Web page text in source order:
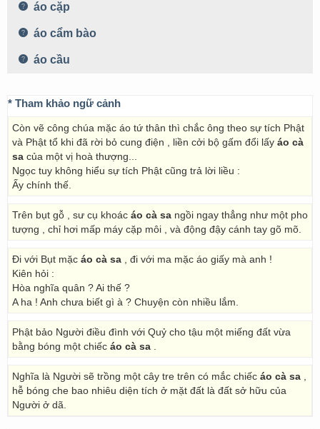
áo cặp
áo cẩm bào
áo cầu
* Tham khảo ngữ cảnh
Còn vẽ công chúa mặc áo tứ thân thì chắc ông theo sự tích Phật
và Phật tổ khi đã rời bỏ cung điện , liền cởi bộ gấm đổi lấy áo cà
sa của một vị hoà thượng...
Ngọc tuy không hiểu sự tích Phật cũng trả lời liều :
Ấy chính thế.
Trên bụt gỗ , sư cụ khoác áo cà sa ngồi ngay thẳng như một pho
tượng , chỉ hơi mấp máy cặp môi , và động đậy cánh tay gõ mõ.
Đi với Bụt mặc áo cà sa , đi với ma mặc áo giấy mà anh !
Kiên hỏi :
Hòa nghĩa quân ? Ai thế ?
A ha ! Anh chưa biết gì à ? Chuyện còn nhiều lắm.
Phật bảo Người điều đình với Quỷ cho tậu một miếng đất vừa
bằng bóng một chiếc áo cà sa
Nghĩa là Người sẽ trồng một cây tre trên có mắc chiếc áo cà sa
hễ bóng che bao nhiêu diện tích ở mặt đất là đất sở hữu của
Người ở dã.